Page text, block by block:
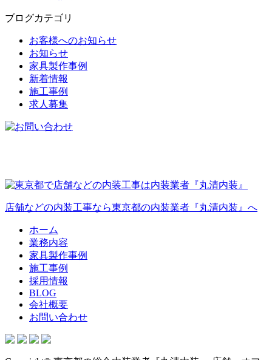
ブログカテゴリ
お客様へのお知らせ
お知らせ
家具製作事例
新着情報
施工事例
求人募集
店舗などの内装工事なら東京都の内装業者『丸清内装』へ
ホーム
業務内容
家具製作事例
施工事例
採用情報
BLOG
会社概要
お問い合わせ